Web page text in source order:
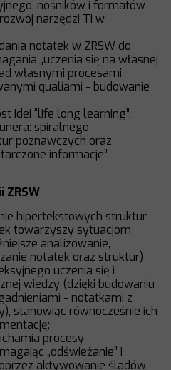
nośników i formatów
narzędzi TI w
notatek w ZRSW do
„uczenia się na własnej
własnymi procesami
qualiami - budowanie
idei “life long learning”,
spiralnego
poznawczych oraz
informacje”.
ZRSW
hipertekstowych struktur
towarzyszy sytuacjom
analizowanie,
notatek oraz struktur)
uczenia się i
wiedzy (dzięki budowaniu
- notatkami z
stanowiąc równocześnie ich
procesy
„odświeżanie” i
aktywowanie śladów